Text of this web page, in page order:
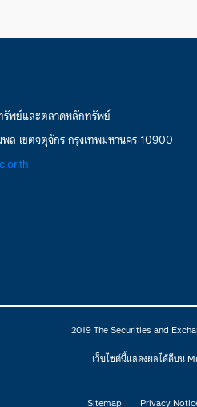
รัพย์และตลาดหลักทรัพย์
ล เขตจตุจักร กรุงเทพมหานคร 10900
2019 The Securities and
เว็บไซต์นี้แสดงผลได้ดีบน
Sitemap Privacy